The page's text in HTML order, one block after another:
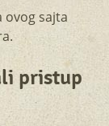
ovog sajta
pristup